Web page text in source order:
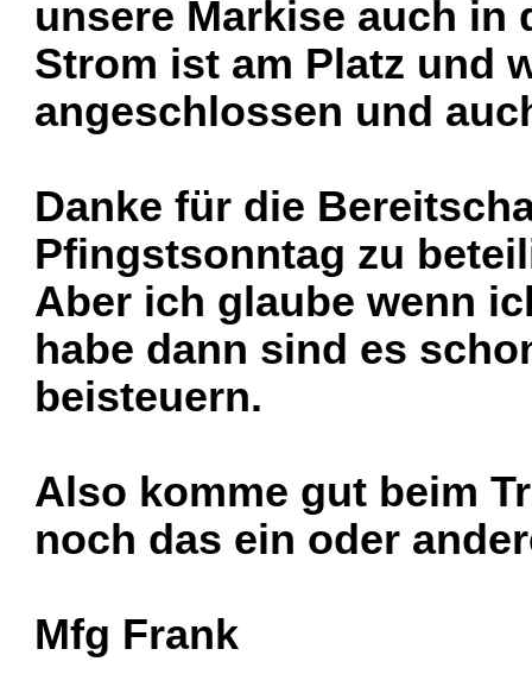
unsere Markise auch in
Strom ist am Platz und
angeschlossen und
Danke für die
Pfingstsonntag zu
Aber ich glaube wenn
habe dann sind es
beisteuern.
Also komme gut beim
noch das ein oder
Mfg Frank